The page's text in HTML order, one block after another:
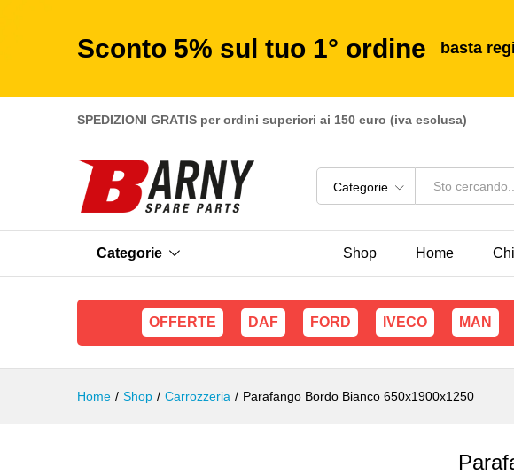
Sconto 5% sul tuo 1° ordine basta
SPEDIZIONI GRATIS per ordini superiori ai 150 euro (iva esclusa)
Categorie
Categorie Shop Home
OFFERTE DAF FORD IVECO MAN
Home / Shop / Carrozzeria / Parafango Bordo Bianco 650x1900x1250